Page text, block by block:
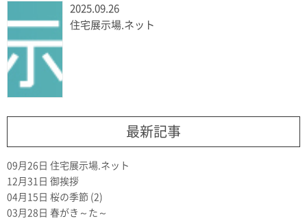
2025.09.26
住宅展示場.ネット
最新記事
09月26日 住宅展示場.ネット
12月31日 御挨拶
04月15日 桜の季節 (2)
03月28日 春がき～た～